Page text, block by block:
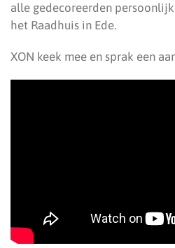
alle gedecoreerden
het Raadhuis in Ede.
XON keek mee en sprak een